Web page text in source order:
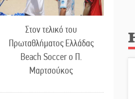
Στον τελικό του
Πρωταθλήματος Ελλάδας
Beach Soccer ο Π.
Μαρτσούκος